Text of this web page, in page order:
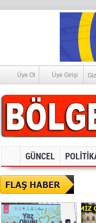
Üye Ol Üye Girişi
GÜNCEL